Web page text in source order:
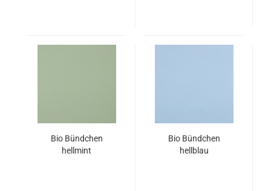
Bio Bündchen
hellmint
Bio Bündchen
hellblau